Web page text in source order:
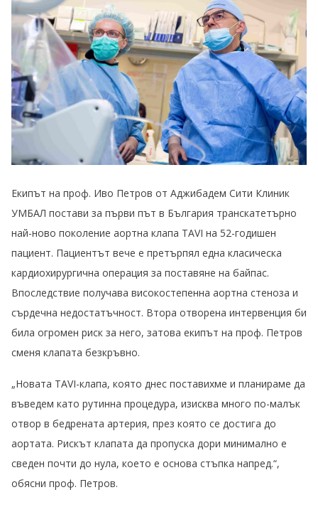
Екипът на проф. Иво Петров от Аджибадем Сити Клиник
УМБАЛ постави за първи път в България транскатетърно
най-ново поколение аортна клапа TAVI на 52-годишен
пациент. Пациентът вече е претърпял една класическа
кардиохирургична операция за поставяне на байпас.
Впоследствие получава високостепенна аортна стеноза и
сърдечна недостатъчност. Втора отворена интервенция би
била огромен риск за него, затова екипът на проф. Петров
сменя клапата безкръвно.
„Новата TAVI-клапа, която днес поставихме и планираме да
въведем като рутинна процедура, изисква много по-малък
отвор в бедрената артерия, през която се достига до
аортата. Рискът клапата да пропуска дори минимално е
сведен почти до нула, което е основа стъпка напред.“,
обясни проф. Петров.